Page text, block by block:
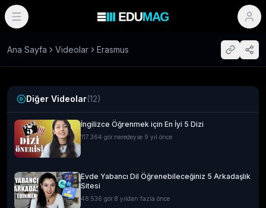
Ana Sayfa Videolar Erasmus
Diğer Videolar(12)
İngilizce Öğrenmek için En İyi 5 Dizi
117.364 gör. neredeyse 9 yıl önce
Evde Yabancı Dil Öğrenebileceğiniz 5 Arkadaşlık
Sitesi
48.536 gör. 8 yıldan fazla önce